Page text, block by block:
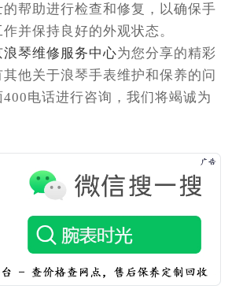
帮助进行检查和修复，以确保手
并保持良好的外观状态。
浪琴维修服务中心为您分享的精彩
他关于浪琴手表维护和保养的问
电话进行咨询，我们将竭诚为